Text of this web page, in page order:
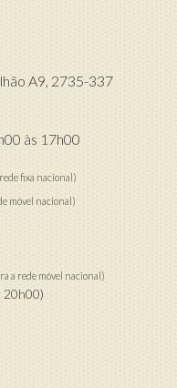
A9, 2735-337
às 17h00
fixa nacional)
móvel nacional)
a rede móvel nacional)
20h00)